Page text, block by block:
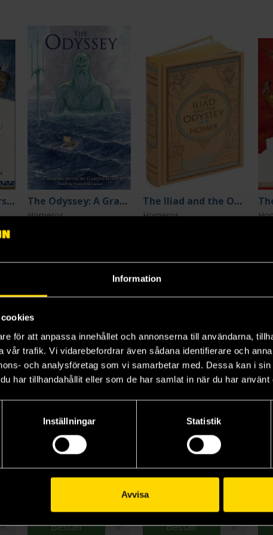
Information
för att anpassa innehållet och annonserna till användarna,
vår trafik. Vi vidarebefordrar även sådana identifierare och
och analysföretag som vi samarbetar med. Dessa kan i
har tillhandahållit eller som de har samlat in när du har använt
Inställningar Statistik
Avvisa
The Odyssey (Översättning: Emily Wilson) The Odyssey: A Graphic Novel
Homeros
Beställ
The Iliad and the Odyssey
Homeros
Beställ
Homeros
Beställ
Homeros
319 kr
Beställ